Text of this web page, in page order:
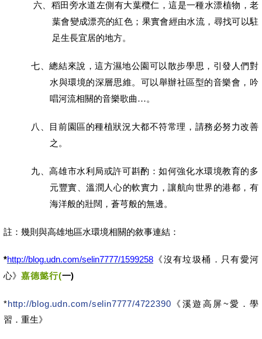
六、 稻田旁水道左側有大葉欖仁，這是一種水漂植物，老
葉會變成漂亮的紅色；果實會經由水流，尋找可以駐
足生長宜居的地方。
七、總結來說，這方濕地公園可以散步學思，引發人們對
水與環境的深層思維。可以舉辦社區型的音樂會，吟
唱河流相關的音樂歌曲…。
八、
目前園區的種植狀況大都不符常理，請務必努力改善
之。
九、高雄市水利局或許可斟酌：如何強化水環境教育的多
元豐實、溫潤人心的軟實力，讓航向世界的港都，有
海洋般的壯闊，蒼芎般的無邊。
註：幾則與高雄地區水環境相關的敘事連結：
*http://blog.udn.com/selin7777/1599258 《沒有垃圾桶．只有愛河
心》 嘉德懿行(一)
*http://blog.udn.com/selin7777/4722390 《溪遊高屏~愛．學
習．重生》